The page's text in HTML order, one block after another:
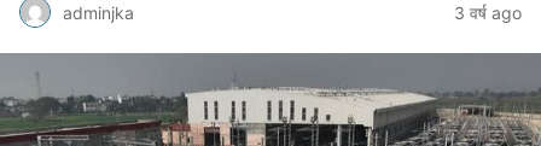
adminjka 3 वर्ष ago